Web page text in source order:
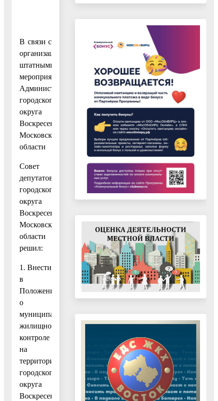
В связи с
организационно-
штатными
мероприятиями
Администрации
городского
округа
Воскресенск
Московской
области
Совет
депутатов
городского
округа
Воскресенск
Московской
области
решил:
1. Внести
в
Положение
о
муниципальном
жилищном
контроле
на
территории
городского
округа
Воскресенск